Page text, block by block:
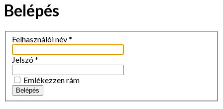
Belépés
Felhasználói név*
Jelszó*
Emlékezzen rám
Belépés